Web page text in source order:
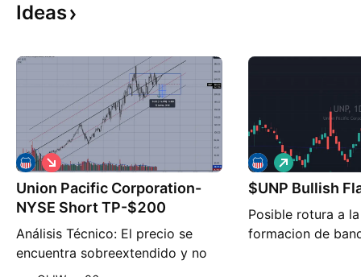
Ideas
Union Pacific Corporation-
NYSE Short TP-$200
Análisis Técnico: El precio se
encuentra sobreextendido y no
pudo superar el máximo anterior.
C
o
r
t
o
$UNP Bullish
Posible rotura a
formacion de
L
a
r
o